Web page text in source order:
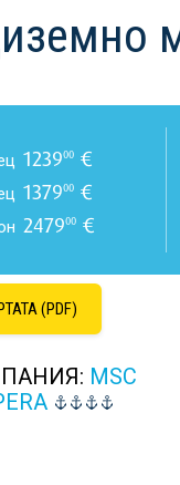
123900 €
137900 €
247900 €
(PDF)
MSC